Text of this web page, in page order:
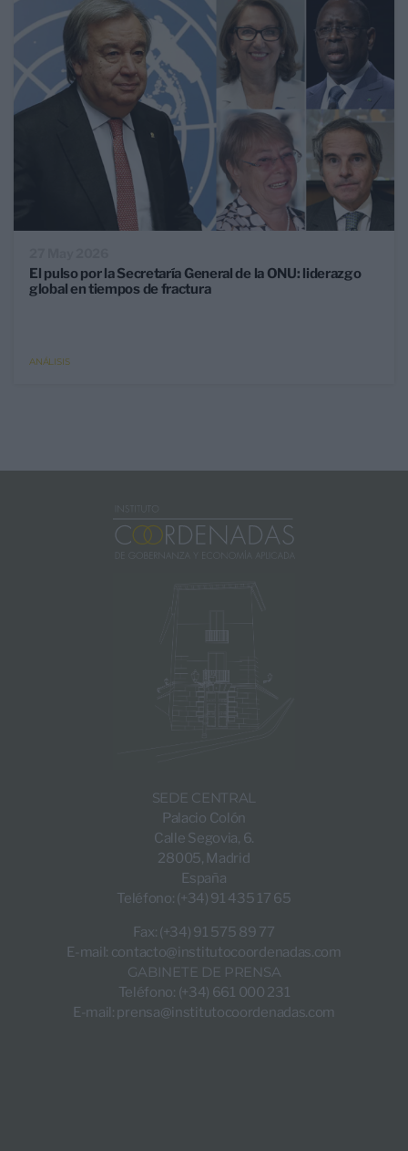
El pulso por la Secretaría General de la ONU: liderazgo
global en tiempos de fractura
ANÁLISIS
SEDE CENTRAL
Palacio Colón
Calle Segovia, 6.
28005, Madrid
España
Teléfono: (+34) 91 435 17 65
Fax: (+34) 91 575 89 77
E-mail: contacto@institutocoordenadas.com
GABINETE DE PRENSA
Teléfono: (+34) 661 000 231
E-mail: prensa@institutocoordenadas.com